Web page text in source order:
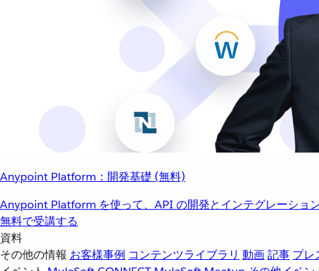
Anypoint Platform：開発基礎 (無料)
Anypoint Platform を使って、API の開発とインテグレーショ
無料で受講する
資料
その他の情報 お客様事例 コンテンツライブラリ 動画記事 プレ